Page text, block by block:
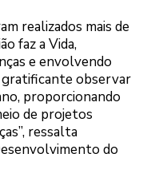
realizados mais de
faz a Vida,
e envolvendo
gratificante observar
proporcionando
de projetos
ressalta
do